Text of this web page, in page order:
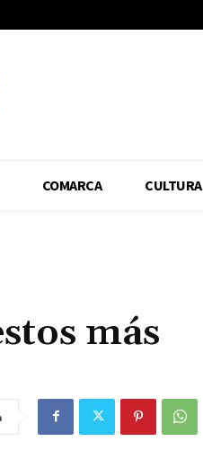
COMARCA CULTURA
más